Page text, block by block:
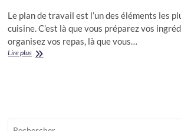
Le plan de travail est l’un des éléments les
cuisine. C’est là que vous préparez vos
organisez vos repas, là que vous…
Lire plusLes
pour